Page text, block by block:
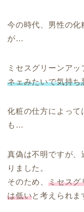
今の時代、男性の化
が…
ミセスグリーンアッ
ネェみたいで気持
化粧の仕方によっ
も…
真偽は不明ですが、
りました。
そのため、 ミセスグ
は低いと考えられま